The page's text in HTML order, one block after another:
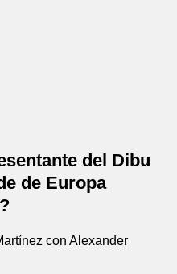
del Dibu
de Europa